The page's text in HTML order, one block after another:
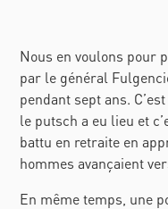
Nous en voulons pour
par le général
pendant sept ans.
le putsch a eu lieu et
battu en retraite en
hommes avançaient
En même temps, une